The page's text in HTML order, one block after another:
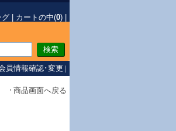
グ カートの中(0)
員情報確認･変更 |
商品画面へ戻る